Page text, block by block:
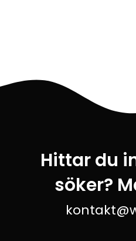
Hittar du
söker?